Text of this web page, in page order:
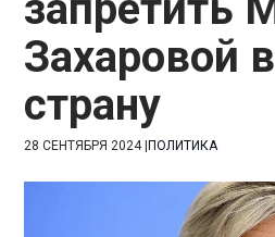
Захаровой
страну
28 СЕНТЯБРЯ 2024|ПОЛИТИКА